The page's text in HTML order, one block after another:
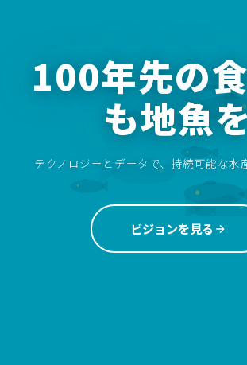
100年先の
も地魚を
テクノロジーとデータで、持続可能な水
ビジョンを見る